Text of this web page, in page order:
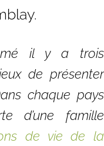
il y a trois
de présenter
chaque pays
d’une famille
de vie de la